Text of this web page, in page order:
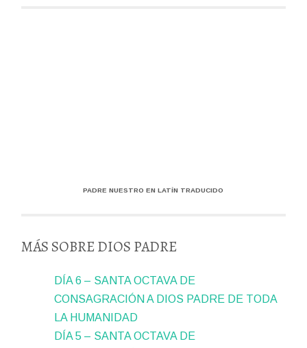
PADRE NUESTRO EN LATÍN TRADUCIDO
MÁS SOBRE DIOS PADRE
DÍA 6 – SANTA OCTAVA DE
CONSAGRACIÓN A DIOS PADRE DE TODA
LA HUMANIDAD
DÍA 5 – SANTA OCTAVA DE